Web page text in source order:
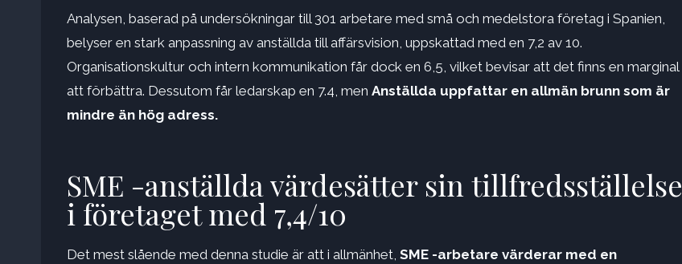
Analysen, baserad på undersökningar till 301 arbetare med små och medelstora företag i Spanien,
belyser en stark anpassning av anställda till affärsvision, uppskattad med en 7,2 av 10.
Organisationskultur och intern kommunikation får dock en 6,5, vilket bevisar att det finns en marginal
att förbättra. Dessutom får ledarskap en 7.4, men Anställda uppfattar en allmän brunn som är
mindre än hög adress.
SME -anställda värdesätter sin tillfredsställelse
i företaget med 7,4/10
Det mest slående med denna studie är att i allmänhet, SME -arbetare värderar med en